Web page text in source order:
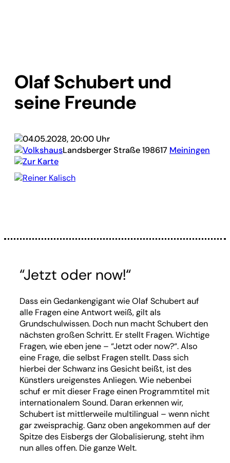
Olaf Schubert und
seine Freunde
04.05.2028, 20:00 Uhr
VolkshausLandsberger Straße 198617 Meiningen
Zur Karte
Reiner Kalisch
“Jetzt oder now!“
Dass ein Gedankengigant wie Olaf Schubert auf
alle Fragen eine Antwort weiß, gilt als
Grundschulwissen. Doch nun macht Schubert den
nächsten großen Schritt. Er stellt Fragen. Wichtige
Fragen, wie eben jene – “Jetzt oder now?“. Also
eine Frage, die selbst Fragen stellt. Dass sich
hierbei der Schwanz ins Gesicht beißt, ist des
Künstlers ureigenstes Anliegen. Wie nebenbei
schuf er mit dieser Frage einen Programmtitel mit
internationalem Sound. Daran erkennen wir,
Schubert ist mittlerweile multilingual – wenn nicht
gar zweisprachig. Ganz oben angekommen auf der
Spitze des Eisbergs der Globalisierung, steht ihm
nun alles offen. Die ganze Welt.